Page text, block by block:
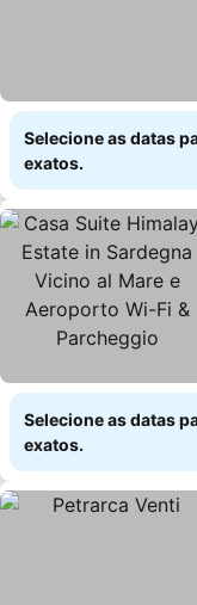
Selecione as datas
exatos.
Selecione as datas
exatos.